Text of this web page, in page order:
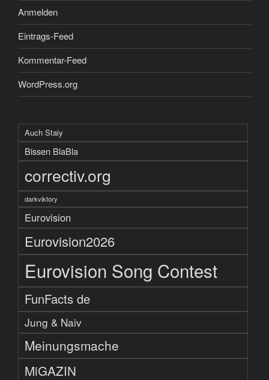
Anmelden
Eintrags-Feed
Kommentar-Feed
WordPress.org
Auch Staiy
Bissen BlaBla
correctiv.org
darkviktory
Eurovision
Eurovision2026
Eurovision Song Contest
FunFacts de
Jung & Naiv
Meinungsmache
MiGAZIN